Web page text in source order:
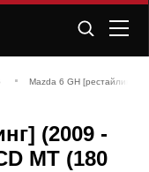
Mazda 6 GH [рестайлинг]
(2009 -
MT (180